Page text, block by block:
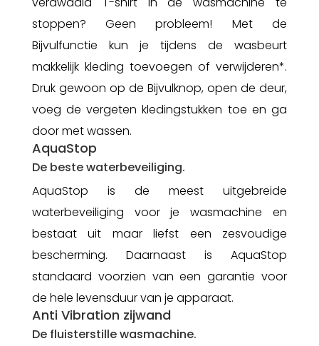
stoppen? Geen probleem! Met de
Bijvulfunctie kun je tijdens de wasbeurt
makkelijk kleding toevoegen of verwijderen*.
Druk gewoon op de Bijvulknop, open de deur,
voeg de vergeten kledingstukken toe en ga
door met wassen.
AquaStop
De beste waterbeveiliging.
AquaStop is de meest uitgebreide
waterbeveiliging voor je wasmachine en
bestaat uit maar liefst een zesvoudige
bescherming. Daarnaast is AquaStop
standaard voorzien van een garantie voor
de hele levensduur van je apparaat.
Anti Vibration zijwand
De fluisterstille wasmachine.